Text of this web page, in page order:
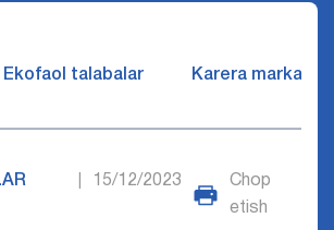
Ekofaol talabalar Karera markazi
15/12/2023
Chop
etish